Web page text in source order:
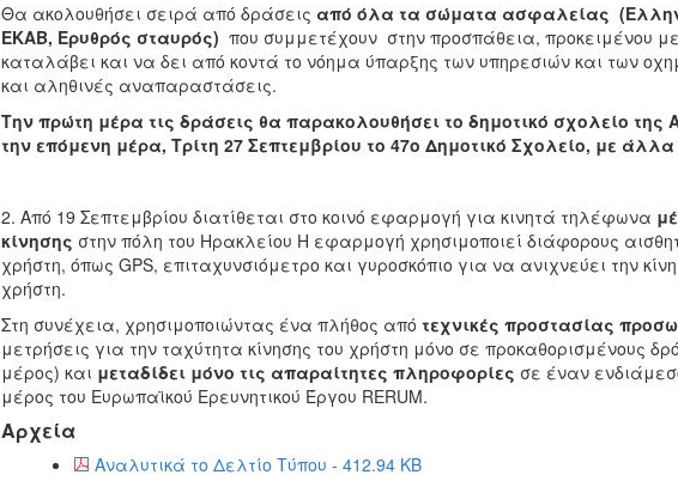
Θα ακολουθήσει σειρά από δράσεις από όλα τα σώματα ασφαλείας
ΕΚΑΒ, Ερυθρός σταυρός) που συμμετέχουν στην προσπάθεια, προκειμένου
καταλάβει και να δει από κοντά το νόημα ύπαρξης των υπηρεσιών και των
και αληθινές αναπαραστάσεις.
Την πρώτη μέρα τις δράσεις θα παρακολουθήσει το δημοτικό σχολείο της
την επόμενη μέρα, Τρίτη 27 Σεπτεμβρίου το 47ο Δημοτικό Σχολείο, με άλλα
2. Από 19 Σεπτεμβρίου διατίθεται στο κοινό εφαρμογή για κινητά τηλέφωνα
κίνησης στην πόλη του Ηρακλείου Η εφαρμογή χρησιμοποιεί διάφορους
χρήστη, όπως GPS, επιταχυνσιόμετρο και γυροσκόπιο για να ανιχνεύει την
χρήστη.
Στη συνέχεια, χρησιμοποιώντας ένα πλήθος από τεχνικές προστασίας
μετρήσεις για την ταχύτητα κίνησης του χρήστη μόνο σε προκαθορισμένους
μέρος) και μεταδίδει μόνο τις απαραίτητες πληροφορίες σε έναν
μέρος του Ευρωπαϊκού Ερευνητικού Έργου RERUM.
Αρχεία
Αναλυτικά το Δελτίο Τύπου - 412.94 KB